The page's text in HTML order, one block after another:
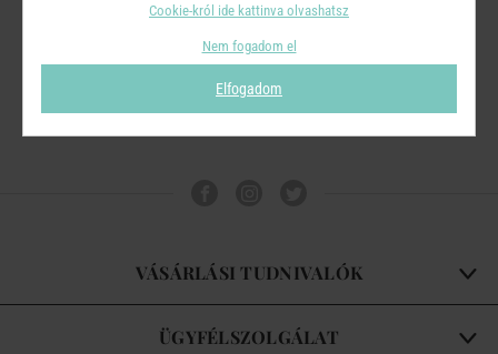
VÁSÁRLÁSI TUDNIVALÓK
ÜGYFÉLSZOLGÁLAT
Cookie-król ide kattinva olvashatsz
Nem fogadom el
Elfogadom